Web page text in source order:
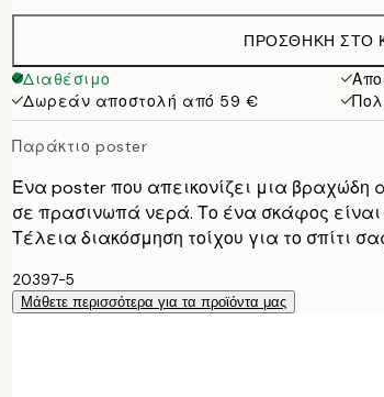
100x150 cm
ΠΡΟΣΘΉΚΗ ΣΤΟ
Διαθέσιμο
Δωρεάν αποστολή από 59 €
Παράκτιο poster
Ένα poster που απεικονίζει μια
σε πρασινωπά νερά. Το ένα σκάφος είναι
Τέλεια διακόσμηση τοίχου για το σπίτι
20397-5
Μάθετε περισσότερα για τα προϊόντα μας